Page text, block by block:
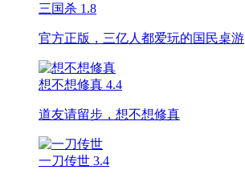
三国杀 1.8
官方正版，三亿人都爱玩的国民桌游
想不想修真 4.4
道友请留步，想不想修真
一刀传世 3.4